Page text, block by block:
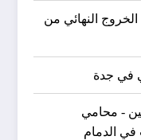
النهائي من
في جدة
- محامي
الدمام